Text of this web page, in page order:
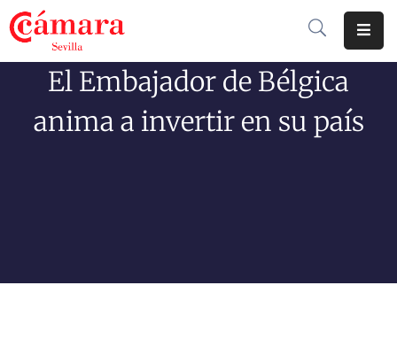
Cámara
Comercio
El Embajador de Bélgica
anima a invertir en su país